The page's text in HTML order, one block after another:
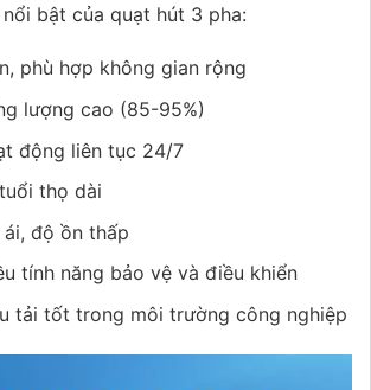
bật của quạt hút 3 pha:
phù hợp không gian rộng
lượng cao (85-95%)
động liên tục 24/7
thọ dài
ái, độ ồn thấp
tính năng bảo vệ và điều khiển
tải tốt trong môi trường công nghiệp